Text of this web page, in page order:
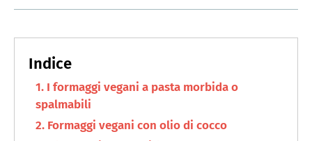
I formaggi vegani a pasta morbida o
spalmabili
Formaggi vegani con olio di cocco